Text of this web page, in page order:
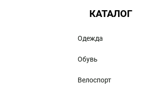
КАТАЛОГ
Одежда
Обувь
Велоспорт